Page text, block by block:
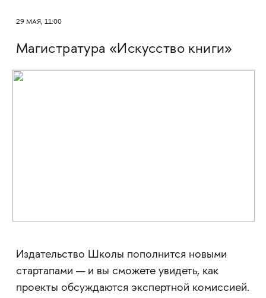
29 МАЯ, 11:00
Магистратура «Искусство книги»
Издательство Школы пополнится новыми
стартапами — и вы сможете увидеть, как
проекты обсуждаются экспертной комиссией.